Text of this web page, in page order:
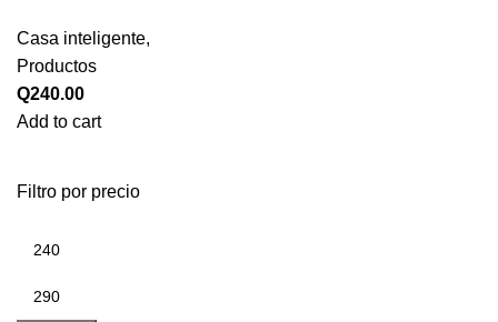
Filtro por precio
Casa inteligente,
Productos
Q240.00
Add to cart